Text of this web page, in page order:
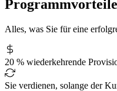
Programmvorteile
Alles, was Sie für eine
20 % wiederkehrende
Sie verdienen, solange der